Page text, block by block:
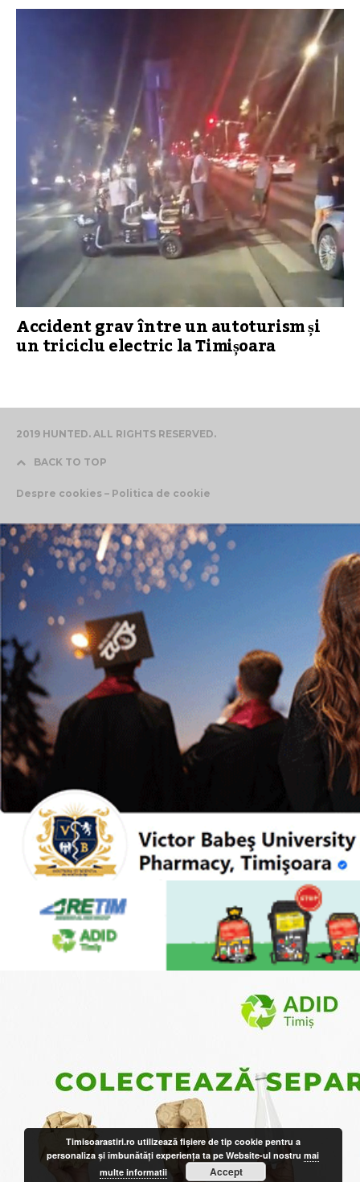
Accident grav între un autoturism și
un triciclu electric la Timișoara
2019 HUNTED. ALL RIGHTS RESERVED.
BACK TO TOP
Despre cookies – Politica de cookie
Timisoarastiri.ro utilizează fişiere de tip cookie pentru a
personaliza și îmbunătăți experiența ta pe Website-ul nostrumai
multe informatii
Accept